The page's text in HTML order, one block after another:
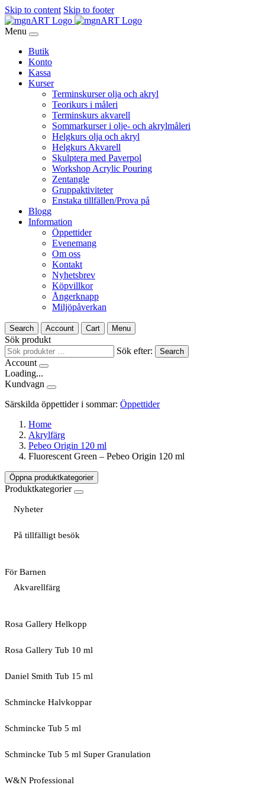
Skip to content Skip to footer
Menu
Butik
Konto
Kassa
Kurser
Terminskurser olja och akryl
Teorikurs i måleri
Terminskurs akvarell
Sommarkurser i olje- och akrylmåleri
Helgkurs olja och akryl
Helgkurs Akvarell
Skulptera med Paverpol
Workshop Acrylic Pouring
Zentangle
Gruppaktiviteter
Enstaka tillfällen/Prova på
Blogg
Information
Öppettider
Evenemang
Om oss
Kontakt
Nyhetsbrev
Köpvillkor
Ångerknapp
Miljöpåverkan
Search Account Cart Menu
Sök produkt
Sök efter:
Search
Account
Loading...
Kundvagn
Särskilda öppettider i sommar: Öppettider
Home
Akrylfärg
Pebeo Origin 120 ml
Fluorescent Green – Pebeo Origin 120 ml
Öppna produktkategorier
Produktkategorier
Nyheter
På tillfälligt besök
För Barnen
Akvarellfärg
Rosa Gallery Helkopp
Rosa Gallery Tub 10 ml
Daniel Smith Tub 15 ml
Schmincke Halvkoppar
Schmincke Tub 5 ml
Schmincke Tub 5 ml Super Granulation
W&N Professional